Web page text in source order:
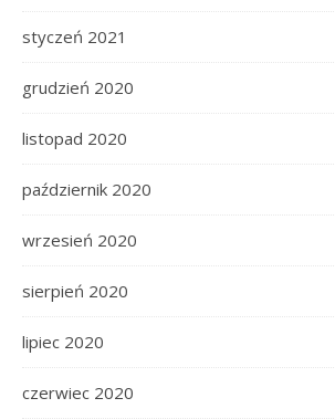
styczeń 2021
grudzień 2020
listopad 2020
październik 2020
wrzesień 2020
sierpień 2020
lipiec 2020
czerwiec 2020